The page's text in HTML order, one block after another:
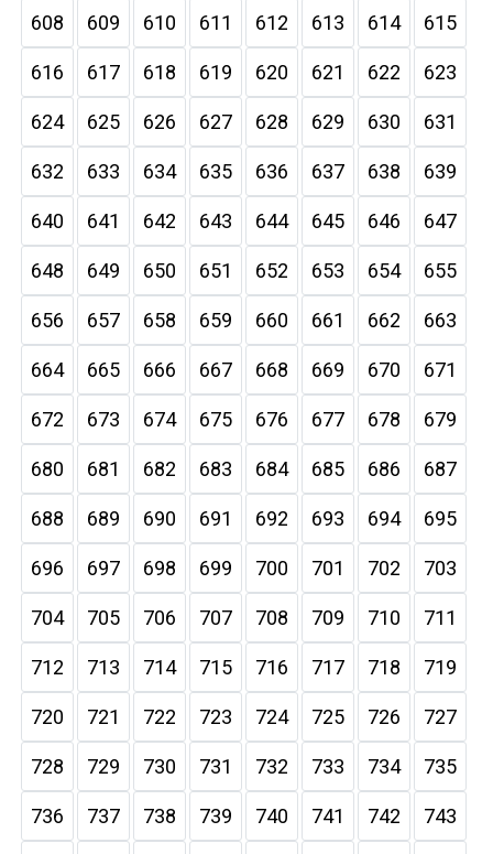
608 609 610 611 612 613 614 615
616 617 618 619 620 621 622 623
624 625 626 627 628 629 630 631
632 633 634 635 636 637 638 639
640 641 642 643 644 645 646 647
648 649 650 651 652 653 654 655
656 657 658 659 660 661 662 663
664 665 666 667 668 669 670 671
672 673 674 675 676 677 678 679
680 681 682 683 684 685 686 687
688 689 690 691 692 693 694 695
696 697 698 699 700 701 702 703
704 705 706 707 708 709 710 711
712 713 714 715 716 717 718 719
720 721 722 723 724 725 726 727
728 729 730 731 732 733 734 735
736 737 738 739 740 741 742 743